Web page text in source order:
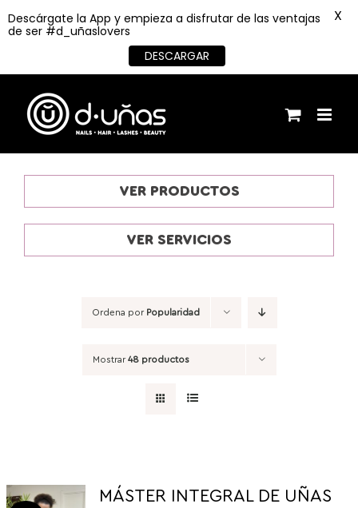
contenido
VER PRODUCTOS
VER SERVICIOS
Ordena por Popularidad
Mostrar48 productos
MÁSTER INTEGRAL DE UÑAS
Descárgate la App y empieza a disfrutar de las ventajas
de ser #d_uñaslovers
DESCARGAR
X